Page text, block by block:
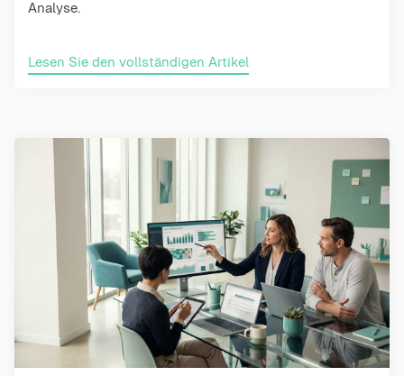
Analyse.
Lesen Sie den vollständigen Artikel